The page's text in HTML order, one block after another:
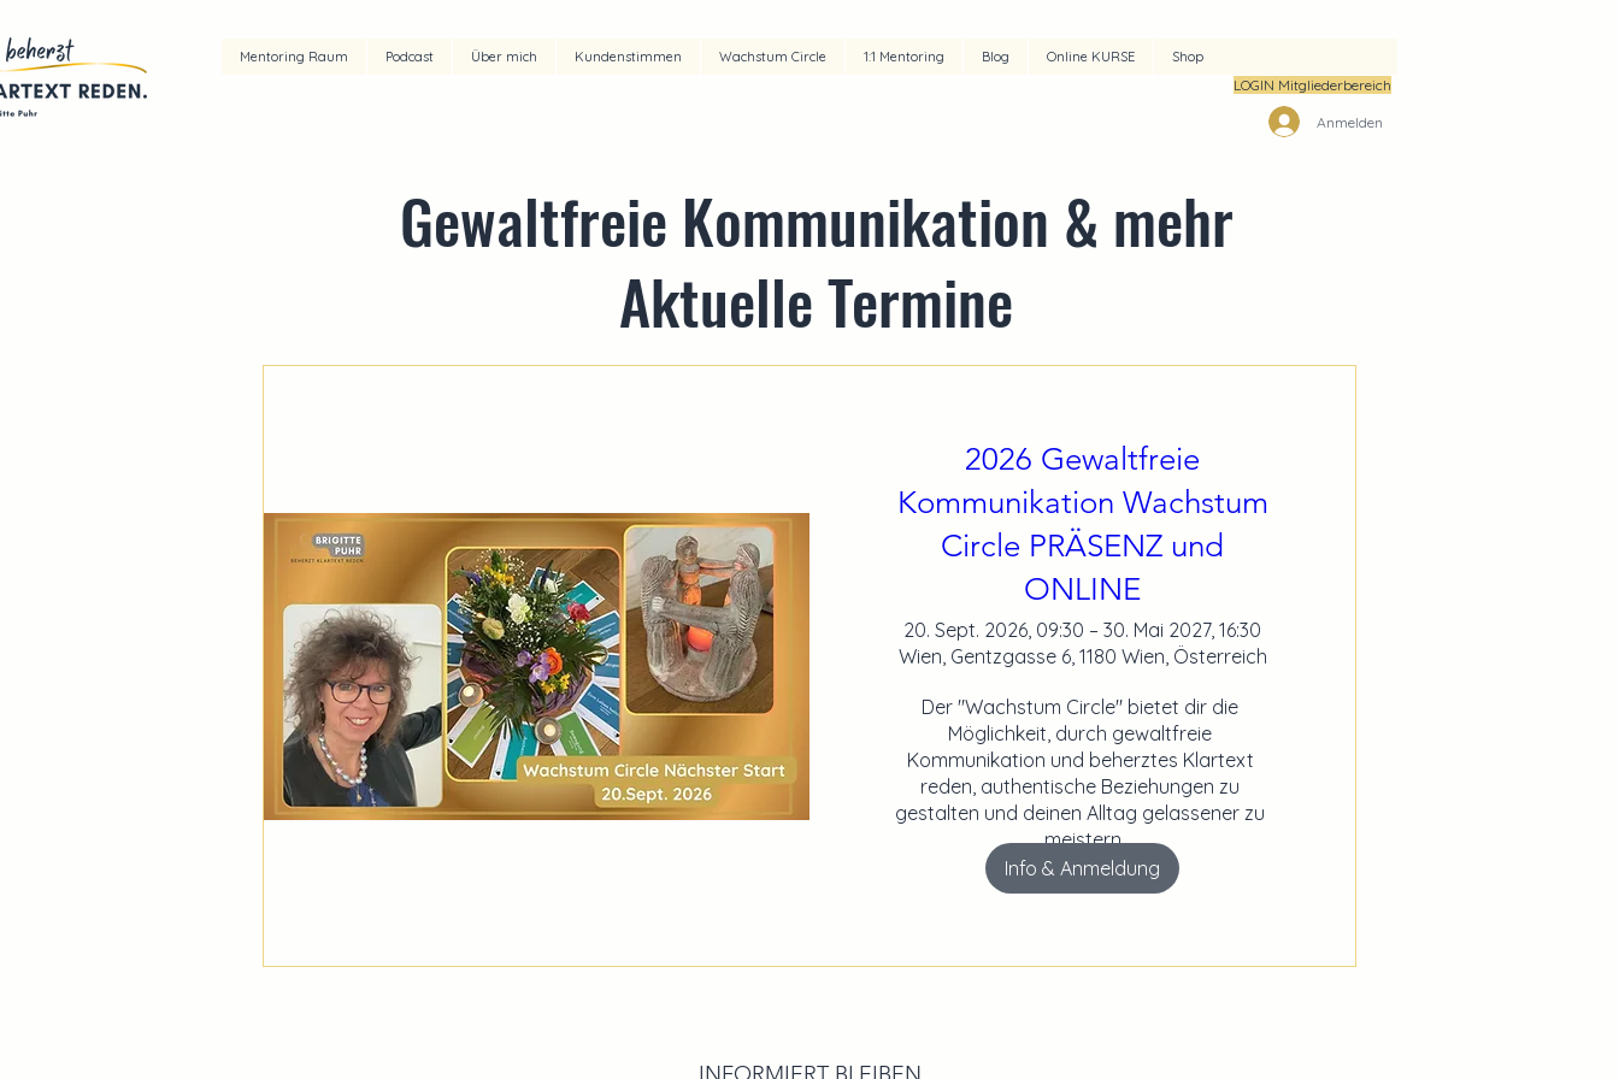
Mentoring Raum Podcast Über mich Kundenstimmen Wachstum Circle 1:1 Mentoring Blog Online KURSE Shop
LOGIN Mitgliederbereich
Anmelden
Gewaltfreie Kommunikation & mehr
Aktuelle Termine
2026 Gewaltfreie
Kommunikation Wachstum
Circle PRÄSENZ und
ONLINE
20. Sept. 2026, 09:30 – 30. Mai 2027, 16:30
Wien, Gentzgasse 6, 1180 Wien, Österreich
Der "Wachstum Circle" bietet dir die
Möglichkeit, durch gewaltfreie
Kommunikation und beherztes Klartext
reden, authentische Beziehungen zu
gestalten und deinen Alltag gelassener zu
meistern
Info & Anmeldung